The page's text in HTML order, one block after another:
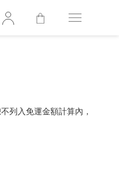
列入免運金額計算內，